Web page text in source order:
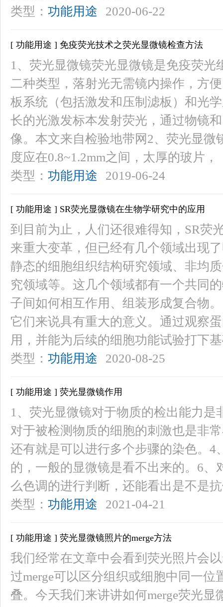
类型： 功能用途 2020-06-22
[ 功能用途 ] 免疫荧光技术之荧光显微镜检查方法
1、荧光显微镜荧光显微镜是免疫荧
二种类型，落射光无需镜内操作，方
板系统（包括激发和压制滤板）和光
长的光激发标本发射荧光，通过物镜
像。本文来自检验地带网2、荧光显
度应在0.8~1.2mm之间，太厚的玻片，
类型： 功能用途 2019-06-24
[ 功能用途 ] SR荧光显微镜在生物学研究中的应用
到目前为止，人们还很难得知，SR荧
来重大变革，但已经有几个领域出现
静态的细胞组织结构研究领域、非均
究领域等。这几个领域都有一个共同
子间如何相互作用、组装形成复合物
它们来说具有重大的意义。通过观察
用，并能为后续的细胞功能试验打下
类型： 功能用途 2020-08-25
[ 功能用途 ] 荧光显微镜作用
1、荧光显微镜对于物质的检出能力
对于被检测物质的细胞的刺激也是非
还有就是可以进行多个步骤的染色。
的，一般的显微镜是看不出来的。6
么色调的进行判断，还能看出是不是
类型： 功能用途 2021-04-21
[ 功能用途 ] 荧光显微镜照片的merge方法
我们经常在文章中会看到荧光照片会
过merge可以区分组织或细胞中同一
叠。今天我们来讲讲如何merge荧光